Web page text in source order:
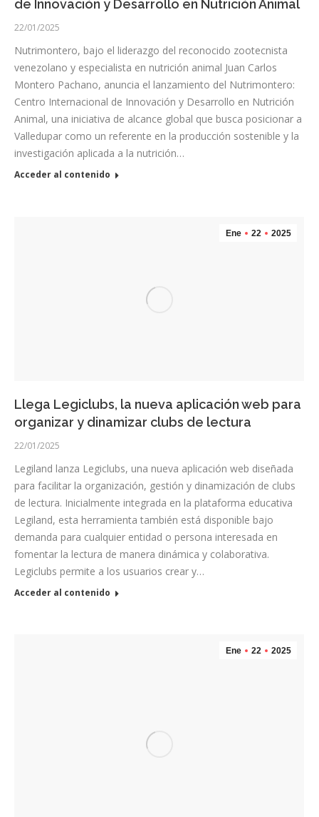
de Innovación y Desarrollo en Nutrición Animal
22/01/2025
Nutrimontero, bajo el liderazgo del reconocido zootecnista
venezolano y especialista en nutrición animal Juan Carlos
Montero Pachano, anuncia el lanzamiento del Nutrimontero:
Centro Internacional de Innovación y Desarrollo en Nutrición
Animal, una iniciativa de alcance global que busca posicionar a
Valledupar como un referente en la producción sostenible y la
investigación aplicada a la nutrición…
Acceder al contenido
Ene 22 2025
Llega Legiclubs, la nueva aplicación web para
organizar y dinamizar clubs de lectura
22/01/2025
Legiland lanza Legiclubs, una nueva aplicación web diseñada
para facilitar la organización, gestión y dinamización de clubs
de lectura. Inicialmente integrada en la plataforma educativa
Legiland, esta herramienta también está disponible bajo
demanda para cualquier entidad o persona interesada en
fomentar la lectura de manera dinámica y colaborativa.
Legiclubs permite a los usuarios crear y…
Acceder al contenido
Ene 22 2025